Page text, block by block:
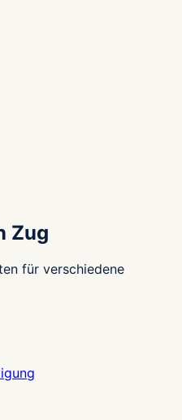
Zug
für verschiedene